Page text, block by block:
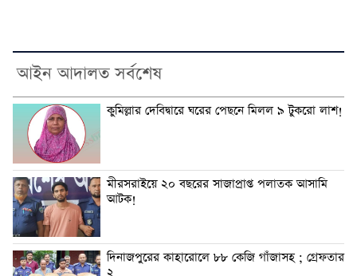
আইন আদালত সর্বশেষ
কুমিল্লার দেবিদ্বারে ঘরের পেছনে মিলল ৯ টুকরো লাশ!
মীরসরাইয়ে ২০ বছরের সাজাপ্রাপ্ত পলাতক আসামি
আটক!
দিনাজপুরের কাহারোলে ৮৮ কেজি গাঁজাসহ ; গ্রেফতার